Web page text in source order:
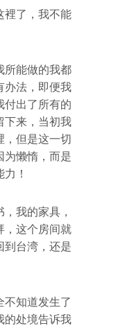
裡了，我不能
所能做的我都
办法，即便我
付出了所有的
下来，当初我
，但是这一切
为懒惰，而是
！
我的家具，
，这个房间就
到台湾，还是
不知道发生了
的处境告诉我